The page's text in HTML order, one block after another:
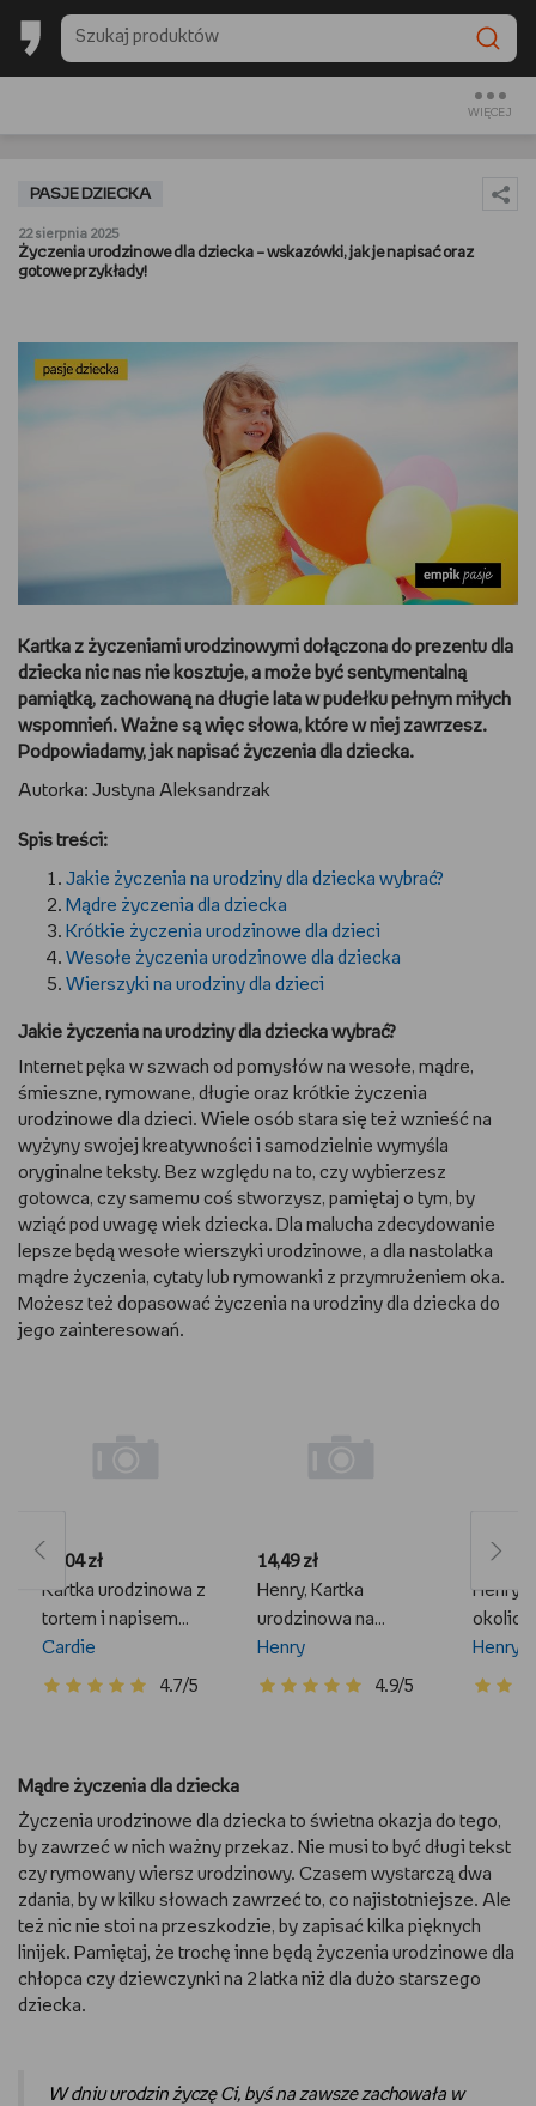
WIĘCEJ
BACK TO SCHOOL
SŁUCHAM
RANKINGI
BACK TO SCHOOL
DBAM O URODĘ
TRENUJĘ
URZĄDZAM I DEKORUJĘ
MAM ZWIERZĘTA
GRAM
RYSUJĘ
PORADNIKI
WYWIADY
WSZYSTKO O LEGO
REDAKCJA
WYDARZENIA
POD PATRONATEM EMPIKU
PASJE DZIECKA
22 sierpnia 2025
Życzenia urodzinowe dla dziecka – wskazówki, jak je napisać oraz
gotowe przykłady!
Kartka z życzeniami urodzinowymi dołączona do prezentu dla
dziecka nic nas nie kosztuje, a może być sentymentalną
pamiątką, zachowaną na długie lata w pudełku pełnym miłych
wspomnień. Ważne są więc słowa, które w niej zawrzesz.
Podpowiadamy, jak napisać życzenia dla dziecka.
Autorka: Justyna Aleksandrzak
Spis treści:
Jakie życzenia na urodziny dla dziecka wybrać?
Mądre życzenia dla dziecka
Krótkie życzenia urodzinowe dla dzieci
Wesołe życzenia urodzinowe dla dziecka
Wierszyki na urodziny dla dzieci
Jakie życzenia na urodziny dla dziecka wybrać?
Internet pęka w szwach od pomysłów na wesołe, mądre,
śmieszne, rymowane, długie oraz krótkie życzenia
urodzinowe dla dzieci. Wiele osób stara się też wznieść na
wyżyny swojej kreatywności i samodzielnie wymyśla
oryginalne teksty. Bez względu na to, czy wybierzesz
gotowca, czy samemu coś stworzysz, pamiętaj o tym, by
wziąć pod uwagę wiek dziecka. Dla malucha zdecydowanie
lepsze będą wesołe wierszyki urodzinowe, a dla nastolatka
mądre życzenia, cytaty lub rymowanki z przymrużeniem oka.
Możesz też dopasować życzenia na urodziny dla dziecka do
jego zainteresowań.
Kartka urodzinowa z
tortem i napisem
wszystkiego
najsłodszego
Cardie
4.7/5
16,04 zł
Henry, Kartka
urodzinowa na
roczek dla
dziewczynki,
Henry
4.9/5
14,49 zł
Henry,
Henry
11,51 zł
Mądre życzenia dla dziecka
Życzenia urodzinowe dla dziecka to świetna okazja do tego,
by zawrzeć w nich ważny przekaz. Nie musi to być długi tekst
czy rymowany wiersz urodzinowy. Czasem wystarczą dwa
zdania, by w kilku słowach zawrzeć to, co najistotniejsze. Ale
też nic nie stoi na przeszkodzie, by zapisać kilka pięknych
linijek. Pamiętaj, że trochę inne będą życzenia urodzinowe dla
chłopca czy dziewczynki na 2 latka niż dla dużo starszego
dziecka.
W dniu urodzin życzę Ci, byś na zawsze zachowała w